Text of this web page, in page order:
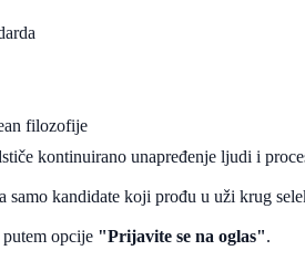
filozofije
kontinuirano unapređenje ljudi i
kandidate koji prođu u uži krug
opcije "Prijavite se na oglas".